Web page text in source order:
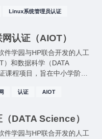
Linux系统管理员认证
认证（AIOT）
件学园与HP联合开发的人工
）和数据科学（DATA
课程项目，旨在中小学阶段
认证 AIOT
DATA Science）
件学园与HP联合开发的人工